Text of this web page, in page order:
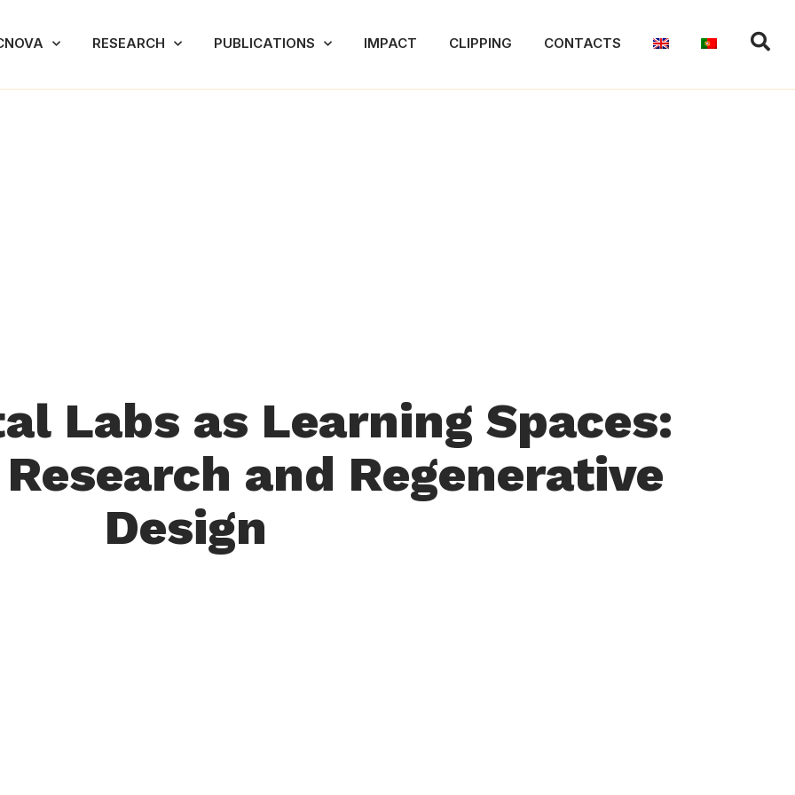
RESEARCH PUBLICATIONS IMPACT CLIPPING CONTACTS
Labs as Learning Spaces:
and Regenerative
Design